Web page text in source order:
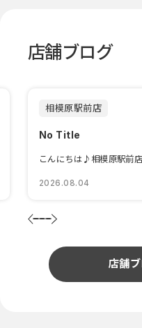
店舗ブログ
相模原駅前店
2026.08.04
No Title
店舗